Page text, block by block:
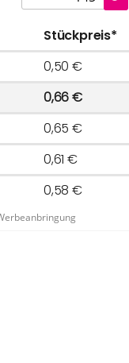
Stückpreis*
0,50 €
0,66 €
0,65 €
0,61 €
0,58 €